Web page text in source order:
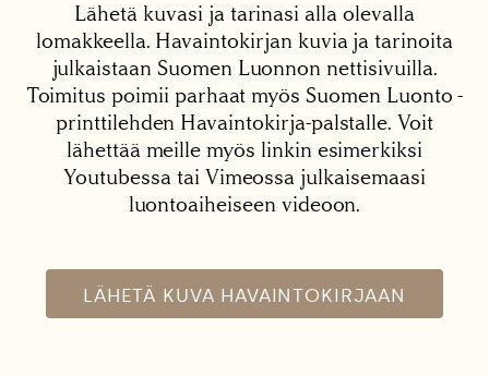
Lähetä kuvasi ja tarinasi alla olevalla
lomakkeella. Havaintokirjan kuvia ja tarinoita
julkaistaan Suomen Luonnon nettisivuilla.
Toimitus poimii parhaat myös Suomen Luonto -
printtilehden Havaintokirja-palstalle. Voit
lähettää meille myös linkin esimerkiksi
Youtubessa tai Vimeossa julkaisemaasi
luontoaiheiseen videoon.
LÄHETÄ KUVA HAVAINTOKIRJAAN